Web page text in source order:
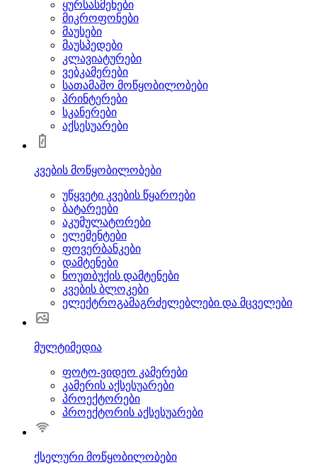
ყურსასმენები
მიკროფონები
მაუსები
მაუსპედები
კლავიატურები
ვებკამერები
სათამაშო მოწყობილობები
პრინტერები
სკანერები
აქსესუარები
კვების მოწყობილობები
უწყვეტი კვების წყაროები
ბატარეები
აკუმულატორები
ელემენტები
ფოვერბანკები
დამტენები
ნოუთბუქის დამტენები
კვების ბლოკები
ელექტროგამაგრძელებლები და მცველები
მულტიმედია
ფოტო-ვიდეო კამერები
კამერის აქსესუარები
პროექტორები
პროექტორის აქსესუარები
ქსელური მოწყობილობები